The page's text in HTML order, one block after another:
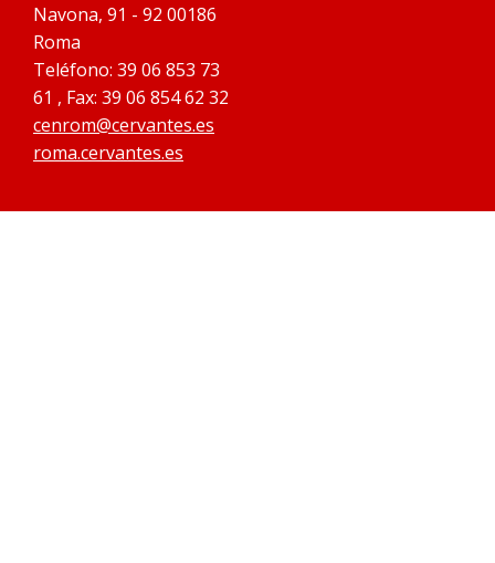
Navona, 91 - 92 00186
Roma
Teléfono: 39 06 853 73
61 , Fax: 39 06 854 62 32
cenrom@cervantes.es
roma.cervantes.es